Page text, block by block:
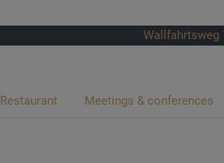
Wallfahrtsweg
Restaurant Meetings & conferences